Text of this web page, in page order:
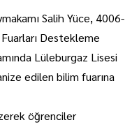
Salih Yüce, 4006-
Destekleme
Lüleburgaz Lisesi
edilen bilim fuarına
öğrenciler